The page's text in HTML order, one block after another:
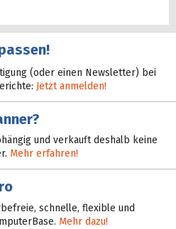
(oder einen Newsletter) bei
Jetzt anmelden!
und verkauft deshalb keine
Mehr erfahren!
schnelle, flexible und
Mehr dazu!